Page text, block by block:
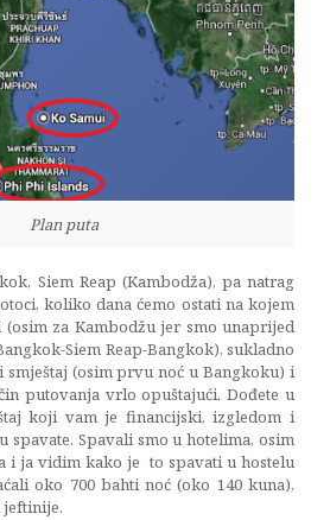
Plan puta
Siem Reap (Kambodža), pa natrag
koliko dana ćemo ostati na kojem
za Kambodžu jer smo unaprijed
Siem Reap-Bangkok), sukladno
(osim prvu noć u Bangkoku) i
putovanja vrlo opuštajući. Dođete u
koji vam je financijski, izgledom i
Spavali smo u hotelima, osim
i ja vidim kako je to spavati u hostelu
oko 700 bahti noć (oko 140 kuna),
jeftinije.